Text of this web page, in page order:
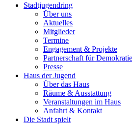
Stadtjugendring
Über uns
Aktuelles
Mitglieder
Termine
Engagement & Projekte
Partnerschaft für
Presse
Haus der Jugend
Über das Haus
Räume & Ausstattung
Veranstaltungen im Haus
Anfahrt & Kontakt
Die Stadt spielt